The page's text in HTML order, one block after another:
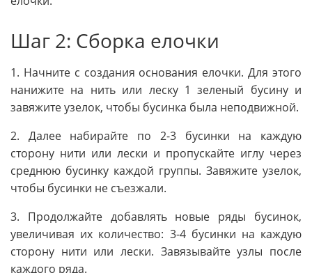
Шаг 2: Сборка елочки
1. Начните с создания основания елочки. Для этого
нанижите на нить или леску 1 зеленый бусину и
завяжите узелок, чтобы бусинка была неподвижной.
2. Далее набирайте по 2-3 бусинки на каждую
сторону нити или лески и пропускайте иглу через
среднюю бусинку каждой группы. Завяжите узелок,
чтобы бусинки не съезжали.
3. Продолжайте добавлять новые ряды бусинок,
увеличивая их количество: 3-4 бусинки на каждую
сторону нити или лески. Завязывайте узлы после
каждого ряда.